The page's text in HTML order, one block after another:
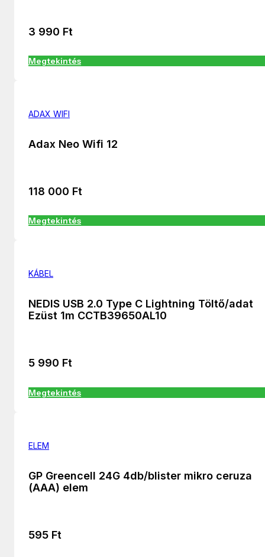
3 990 Ft
Megtekintés
ADAX WIFI
Adax Neo Wifi 12
118 000 Ft
Megtekintés
KÁBEL
NEDIS USB 2.0 Type C Lightning Töltő/adat
Ezüst 1m CCTB39650AL10
5 990 Ft
Megtekintés
ELEM
GP Greencell 24G 4db/blister mikro ceruza
(AAA) elem
595 Ft